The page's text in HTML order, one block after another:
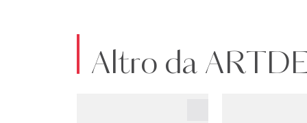
Altro da